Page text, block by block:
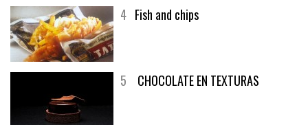
4 Fish and chips
5 CHOCOLATE EN TEXTURAS